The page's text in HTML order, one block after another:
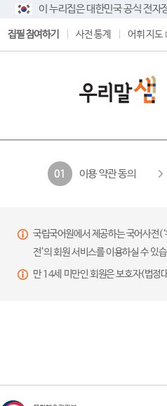
이 누리집은 대한민국 공식 전자
집필 참여하기 사전 통계 어휘 지도
01 이용 약관 동의
국립국어원에서 제공하는 국어사전
전’의 회원 서비스를 이용하실 수 있
만 14세 미만인 회원은 보호자(법정